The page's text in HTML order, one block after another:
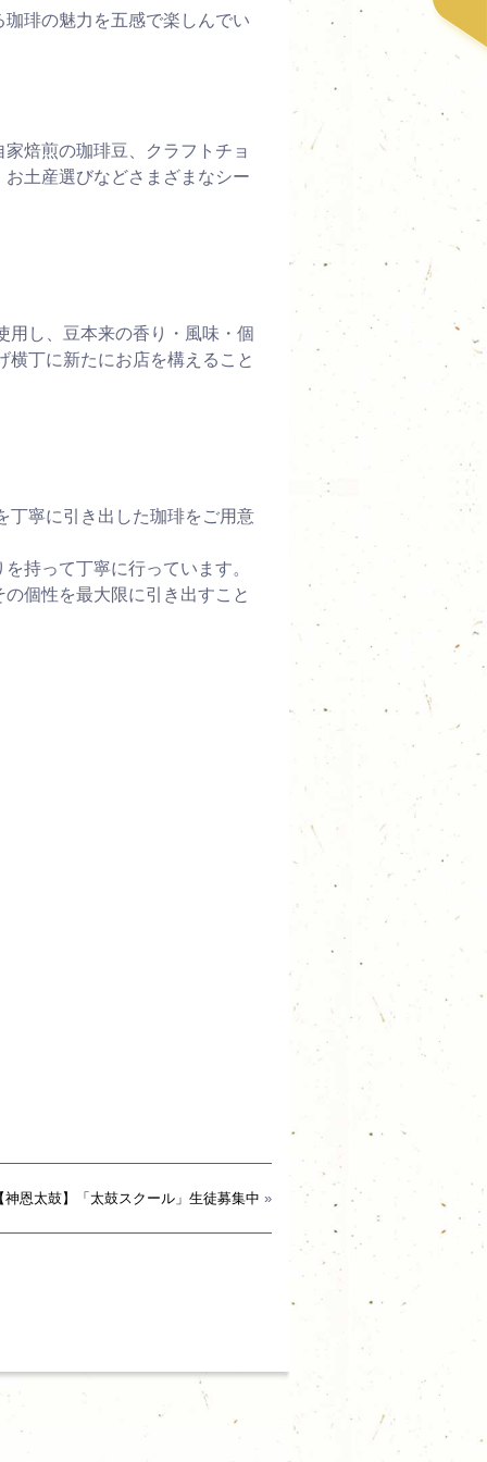
琲の魅力を五感で楽しんでい
焙煎の珈琲豆、クラフトチョ
土産選びなどさまざまなシー
し、豆本来の香り・風味・個
丁に新たにお店を構えること
丁寧に引き出した珈琲をご用意
持って丁寧に行っています。
個性を最大限に引き出すこと
神恩太鼓】「太鼓スクール」生徒募集中 »